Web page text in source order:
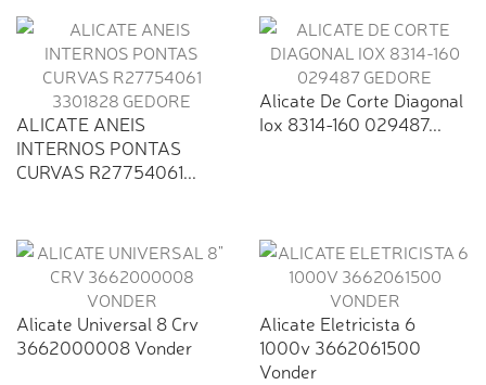
ALICATE ANEIS
INTERNOS PONTAS
CURVAS R27754061...
Alicate De Corte Diagonal
Iox 8314-160 029487...
Alicate Universal 8 Crv
3662000008 Vonder
Alicate Eletricista 6
1000v 3662061500
Vonder